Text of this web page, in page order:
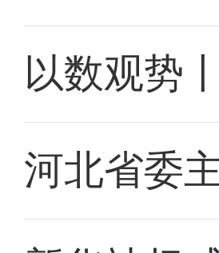
以数观势
河北省委